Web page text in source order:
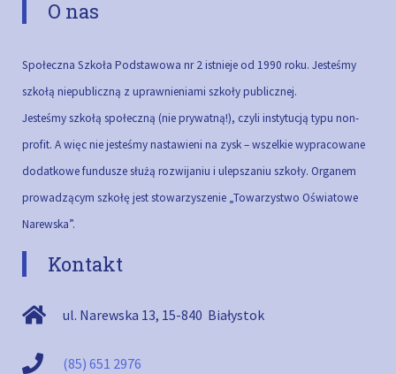
O nas
Społeczna Szkoła Podstawowa nr 2 istnieje od 1990 roku. Jesteśmy
szkołą niepubliczną z uprawnieniami szkoły publicznej.
Jesteśmy szkołą społeczną (nie prywatną!), czyli instytucją typu non-
profit. A więc nie jesteśmy nastawieni na zysk – wszelkie wypracowane
dodatkowe fundusze służą rozwijaniu i ulepszaniu szkoły. Organem
prowadzącym szkołę jest stowarzyszenie „Towarzystwo Oświatowe
Narewska”.
Kontakt
ul. Narewska 13, 15-840 Białystok
(85) 651 2976